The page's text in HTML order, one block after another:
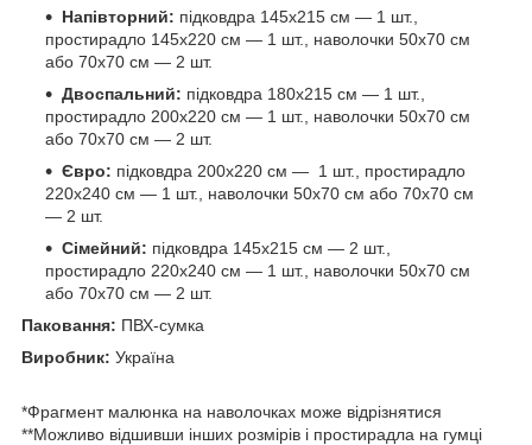
Напівторний: підковдра 145х215 см — 1 шт.,
простирадло 145х220 см — 1 шт., наволочки 50х70 см
або 70х70 см — 2 шт.
Двоспальний: підковдра 180х215 см — 1 шт.,
простирадло 200х220 см — 1 шт., наволочки 50х70 см
або 70х70 см — 2 шт.
Євро: підковдра 200х220 см — 1 шт., простирадло
220х240 см — 1 шт., наволочки 50х70 см або 70х70 см
— 2 шт.
Сімейний: підковдра 145х215 см — 2 шт.,
простирадло 220х240 см — 1 шт., наволочки 50х70 см
або 70х70 см — 2 шт.
Паковання: ПВХ-сумка
Виробник: Україна
*Фрагмент малюнка на наволочках може відрізнятися
**Можливо відшивши інших розмірів і простирадла на гумці